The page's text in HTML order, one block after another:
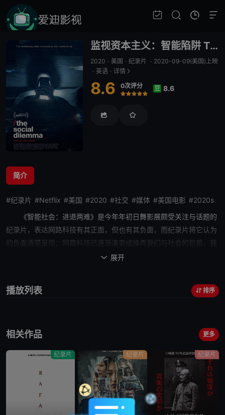
监视资本主义：智能陷阱 THE SOCIAL DILEMMA
2020 · 美国 · 纪录片 · 2020-09-09(美国)上映
· 英语 · 详情
8.6 0次评分
很差
较差
还行推荐力荐
豆 8.6
简介
#纪录片 #Netflix #美国 #2020 #社交 #媒体 #美国电影 #2020s
《智能社会：进退两难》是今年年初日舞影展颇受关注与话题的
纪录片，表达网路科技有其正面，但也有其负面，而纪录片将它认为
的负面清楚呈现：网路科技已逐渐演变成操弄我们与社会的巨兽。我
们可能都有察觉，我们的生活越来越离不开手机，更精确的说，是手
这些社群网路，睡前最后一件事可能也是如此。《智能社会：进退两
的：人民世界观趋向两极化，社会出现极端政治的倾向，这些问题核
 展开
播放列表 排序
相关作品 更多
纪录片 纪录片 纪录片